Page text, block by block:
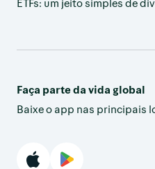
Faça parte da vida global
Baixe o app nas principais